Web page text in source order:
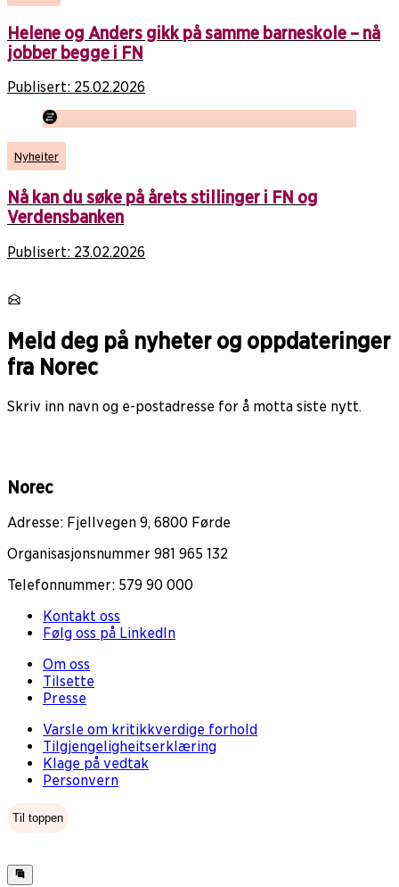
Helene og Anders gikk på samme barneskole – nå
jobber begge i FN
Publisert: 25.02.2026
Nyheiter
Nå kan du søke på årets stillinger i FN og
Verdensbanken
Publisert: 23.02.2026
Meld deg på nyheter og oppdateringer
fra Norec
Skriv inn navn og e-postadresse for å motta siste nytt.
Norec
Adresse: Fjellvegen 9, 6800 Førde
Organisasjonsnummer 981 965 132
Telefonnummer: 579 90 000
Kontakt oss
Følg oss på LinkedIn
Om oss
Tilsette
Presse
Varsle om kritikkverdige forhold
Tilgjengeligheitserklæring
Klage på vedtak
Personvern
Til toppen